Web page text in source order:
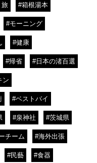
旅 #箱根湯本
#モーニング
#健康
#帰省 #日本の渚百選
ン
#ベストバイ
#泉神社 #茨城県
チーム #海外出張
#民藝 #食器